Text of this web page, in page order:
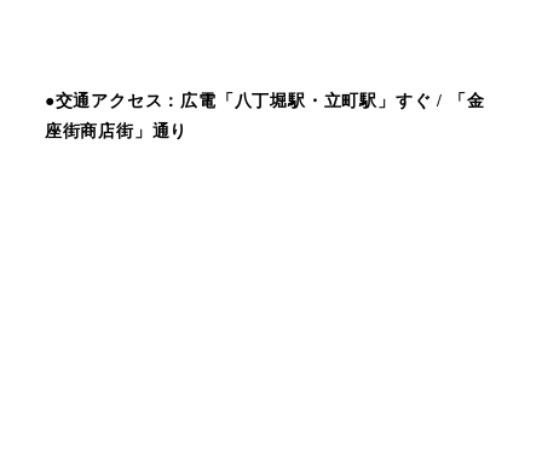
●交通アクセス：広電「八丁堀駅・立町駅」すぐ / 「金
座街商店街」通り